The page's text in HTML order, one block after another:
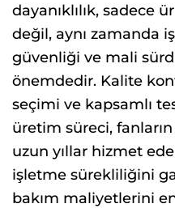
dayanıklılık, sadece
değil, aynı zamanda
güvenliği ve mali
önemdedir. Kalite
seçimi ve kapsamlı
üretim süreci,
uzun yıllar hizmet
işletme sürekliliğini
bakım maliyetlerini